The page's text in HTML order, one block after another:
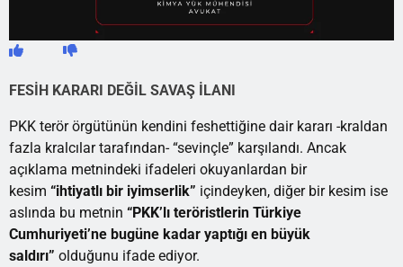
FESİH KARARI DEĞİL SAVAŞ İLANI
PKK terör örgütünün kendini feshettiğine dair kararı -kraldan
fazla kralcılar tarafından- “sevinçle” karşılandı. Ancak
açıklama metnindeki ifadeleri okuyanlardan bir
kesim “ihtiyatlı bir iyimserlik” içindeyken, diğer bir kesim ise
aslında bu metnin “PKK’lı teröristlerin Türkiye
Cumhuriyeti’ne bugüne kadar yaptığı en büyük
saldırı” olduğunu ifade ediyor.